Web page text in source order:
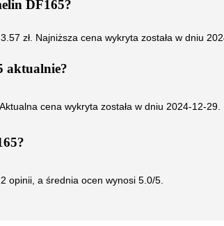
DF165?
zł. Najniższa cena wykryta została w dniu
aktualnie?
Aktualna cena wykryta została w dniu 2024-12-29
?
2 opinii, a średnia ocen wynosi 5.0/5.